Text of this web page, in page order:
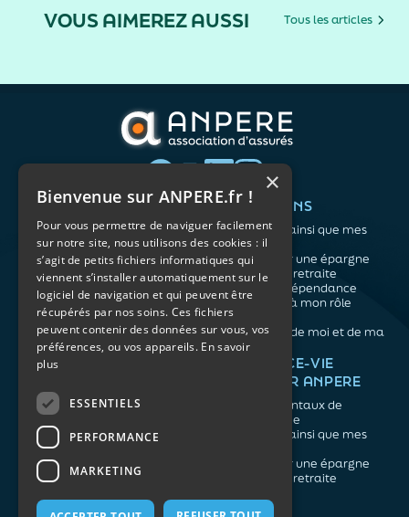
VOUS AIMEREZ AUSSI Tous les articles
QUI SOMMES-NOUS ?
L'association
Notre organisation
L’équipe
Les atouts du contrat
associatif
VOS BESOINS
Me protéger ainsi que mes
proches
Me constituer une épargne
Préparer ma retraite
Anticiper la dépendance
Me préparer à mon rôle
d'aidant
Prendre soin de moi et de ma
santé
NOS ARTICLES
Retraite
Prévoyance
Dépendance
Aidants
ASSURANCE-VIE
FACILE PAR ANPERE
Les fondamentaux de
l'assurance vie
Me protéger ainsi que mes
Me constituer une épargne
Préparer ma retraite
×
Bienvenue sur ANPERE.fr !
Pour vous permettre de naviguer facilement
sur notre site, nous utilisons des cookies : il
s’agit de petits fichiers informatiques qui
viennent s’installer automatiquement sur le
logiciel de navigation et qui peuvent être
récupérés par nos soins. Ces fichiers
peuvent contenir des données sur vous, vos
préférences, ou vos appareils. En savoir
plus
ESSENTIELS
PERFORMANCE
MARKETING